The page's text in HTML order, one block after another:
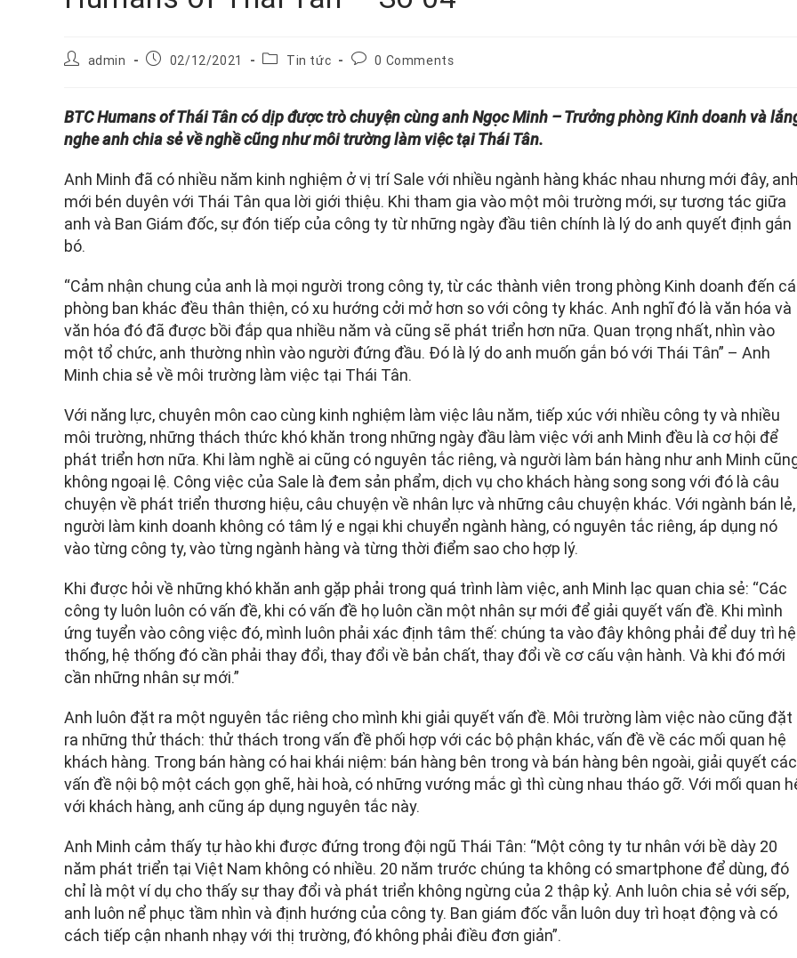
admin 02/12/2021 Tin tức 0 Comments
BTC Humans of Thái Tân có dịp được trò chuyện cùng anh Ngọc Minh – Trưởng phòng Kinh doanh và
nghe anh chia sẻ về nghề cũng như môi trường làm việc tại Thái Tân.
Anh Minh đã có nhiều năm kinh nghiệm ở vị trí Sale với nhiều ngành hàng khác nhau nhưng mới đây,
mới bén duyên với Thái Tân qua lời giới thiệu. Khi tham gia vào một môi trường mới, sự tương tác giữa
anh và Ban Giám đốc, sự đón tiếp của công ty từ những ngày đầu tiên chính là lý do anh quyết định gắn
bó.
“Cảm nhận chung của anh là mọi người trong công ty, từ các thành viên trong phòng Kinh doanh đến
phòng ban khác đều thân thiện, có xu hướng cởi mở hơn so với công ty khác. Anh nghĩ đó là văn hóa và
văn hóa đó đã được bồi đắp qua nhiều năm và cũng sẽ phát triển hơn nữa. Quan trọng nhất, nhìn vào
một tổ chức, anh thường nhìn vào người đứng đầu. Đó là lý do anh muốn gắn bó với Thái Tân” – Anh
Minh chia sẻ về môi trường làm việc tại Thái Tân.
Với năng lực, chuyên môn cao cùng kinh nghiệm làm việc lâu năm, tiếp xúc với nhiều công ty và nhiều
môi trường, những thách thức khó khăn trong những ngày đầu làm việc với anh Minh đều là cơ hội để
phát triển hơn nữa. Khi làm nghề ai cũng có nguyên tắc riêng, và người làm bán hàng như anh Minh
không ngoại lệ. Công việc của Sale là đem sản phẩm, dịch vụ cho khách hàng song song với đó là câu
chuyện về phát triển thương hiệu, câu chuyện về nhân lực và những câu chuyện khác. Với ngành bán lẻ,
người làm kinh doanh không có tâm lý e ngại khi chuyển ngành hàng, có nguyên tắc riêng, áp dụng nó
vào từng công ty, vào từng ngành hàng và từng thời điểm sao cho hợp lý.
Khi được hỏi về những khó khăn anh gặp phải trong quá trình làm việc, anh Minh lạc quan chia sẻ: “Các
công ty luôn luôn có vấn đề, khi có vấn đề họ luôn cần một nhân sự mới để giải quyết vấn đề. Khi mình
ứng tuyển vào công việc đó, mình luôn phải xác định tâm thế: chúng ta vào đây không phải để duy trì hệ
thống, hệ thống đó cần phải thay đổi, thay đổi về bản chất, thay đổi về cơ cấu vận hành. Và khi đó mới
cần những nhân sự mới.”
Anh luôn đặt ra một nguyên tắc riêng cho mình khi giải quyết vấn đề. Môi trường làm việc nào cũng đặt
ra những thử thách: thử thách trong vấn đề phối hợp với các bộ phận khác, vấn đề về các mối quan hệ
khách hàng. Trong bán hàng có hai khái niệm: bán hàng bên trong và bán hàng bên ngoài, giải quyết các
vấn đề nội bộ một cách gọn ghẽ, hài hoà, có những vướng mắc gì thì cùng nhau tháo gỡ. Với mối quan
với khách hàng, anh cũng áp dụng nguyên tắc này.
Anh Minh cảm thấy tự hào khi được đứng trong đội ngũ Thái Tân: “Một công ty tư nhân với bề dày 20
năm phát triển tại Việt Nam không có nhiều. 20 năm trước chúng ta không có smartphone để dùng, đó
chỉ là một ví dụ cho thấy sự thay đổi và phát triển không ngừng của 2 thập kỷ. Anh luôn chia sẻ với sếp,
anh luôn nể phục tầm nhìn và định hướng của công ty. Ban giám đốc vẫn luôn duy trì hoạt động và có
cách tiếp cận nhanh nhạy với thị trường, đó không phải điều đơn giản”.